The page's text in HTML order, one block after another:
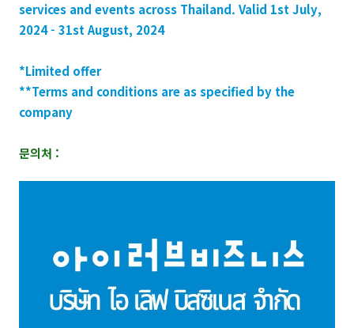
services and events across Thailand. Valid 1st July,
2024 - 31st August, 2024
*Limited offer
**Terms and conditions are as specified by the
company
문의처 :